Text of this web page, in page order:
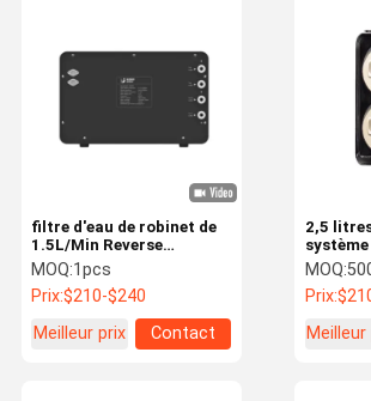
filtre d'eau de robinet de
1.5L/Min Reverse
Osmosis Water Purifier
MOQ:1pcs
Prix:$210-$240
Meilleur prix
Contact
2,5
osmose
toute la
étapes
MOQ:
Prix:
Meilleur